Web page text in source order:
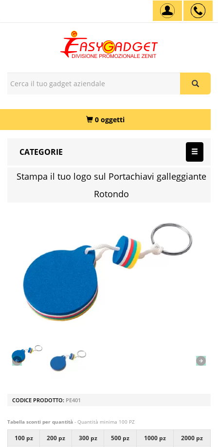
0 oggetti
CATEGORIE
Stampa il tuo logo sul Portachiavi galleggiante
Rotondo
CODICE PRODOTTO: PE401
Tabella sconti per quantità - Quantità minima 100 PZ
100 pz 200 pz 300 pz 500 pz 1000 pz
2000 pz